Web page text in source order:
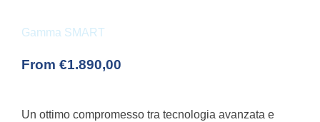
Gamma SMART
From €1.890,00
Un ottimo compromesso tra tecnologia avanzata e